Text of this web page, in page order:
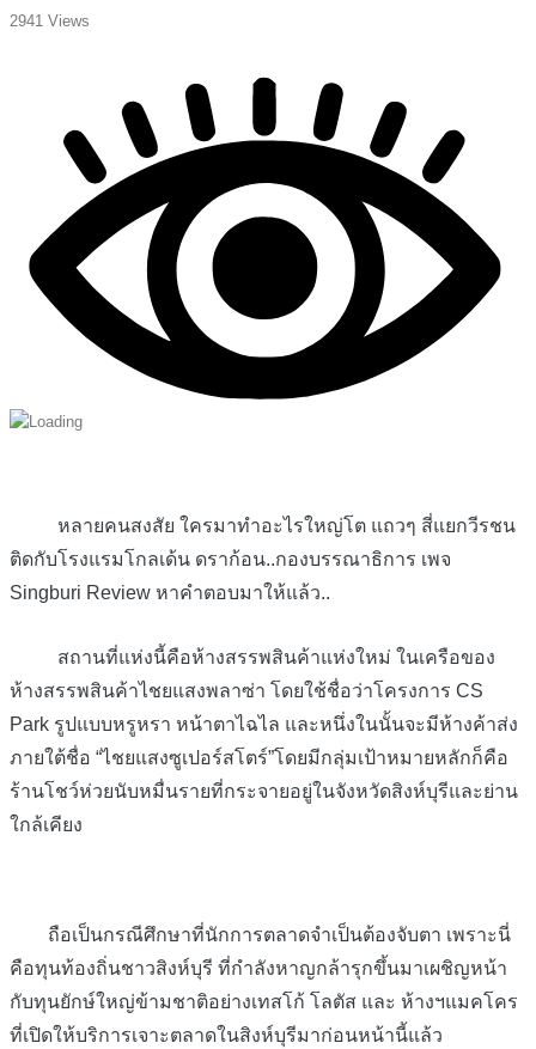
2941 Views
หลายคนสงสัย ใครมาทำอะไรใหญ่โต แถวๆ สี่แยกวีรชน
ติดกับโรงแรมโกลเด้น ดราก้อน..กองบรรณาธิการ เพจ
Singburi Review หาคำตอบมาให้แล้ว..
สถานที่แห่งนี้คือห้างสรรพสินค้าแห่งใหม่ ในเครือของ
ห้างสรรพสินค้าไชยแสงพลาซ่า โดยใช้ชื่อว่าโครงการ CS
Park รูปแบบหรูหรา หน้าตาไฉไล และหนึ่งในนั้นจะมีห้างค้าส่ง
ภายใต้ชื่อ “ไชยแสงซูเปอร์สโตร์”โดยมีกลุ่มเป้าหมายหลักก็คือ
ร้านโชว์ห่วยนับหมื่นรายที่กระจายอยู่ในจังหวัดสิงห์บุรีและย่าน
ใกล้เคียง
ถือเป็นกรณีศึกษาที่นักการตลาดจำเป็นต้องจับตา เพราะนี่
คือทุนท้องถิ่นชาวสิงห์บุรี ที่กำลังหาญกล้ารุกขึ้นมาเผชิญหน้า
กับทุนยักษ์ใหญ่ข้ามชาติอย่างเทสโก้ โลตัส และ ห้างฯแมคโคร
ที่เปิดให้บริการเจาะตลาดในสิงห์บุรีมาก่อนหน้านี้แล้ว